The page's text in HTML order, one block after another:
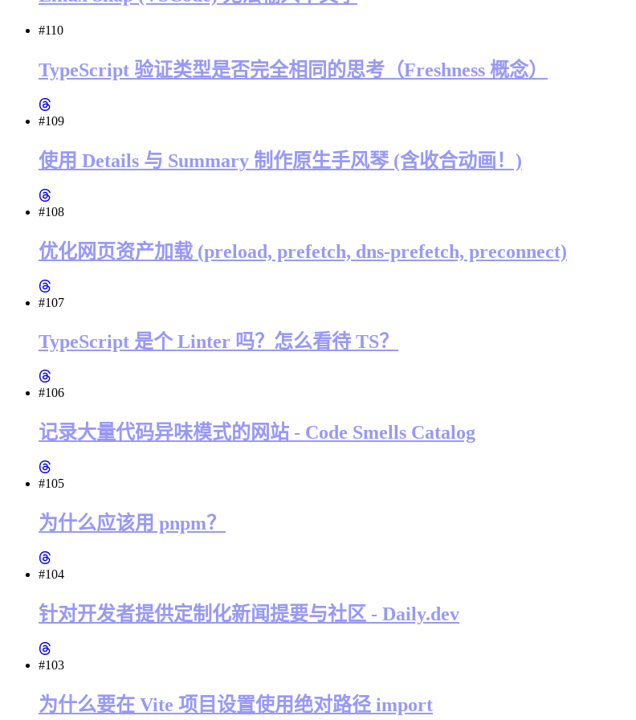
#110
TypeScript 验证类型是否完全相同的思考（Freshness 概念）
#109
使用 Details 与 Summary 制作原生手风琴 (含收合动画！)
#108
优化网页资产加载 (preload, prefetch, dns-prefetch, preconnect)
#107
TypeScript 是个 Linter 吗？怎么看待 TS？
#106
记录大量代码异味模式的网站 - Code Smells Catalog
#105
为什么应该用 pnpm？
#104
针对开发者提供定制化新闻提要与社区 - Daily.dev
#103
为什么要在 Vite 项目设置使用绝对路径 import